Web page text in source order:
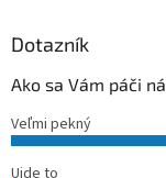
Dotazník
Ako sa Vám páči
Veľmi pekný
Ujde to